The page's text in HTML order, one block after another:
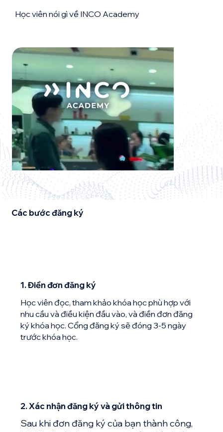
Học viên nói gì về INCO Academy
Các bước đăng ký
1. Điền đơn đăng ký
Học viên đọc, tham khảo khóa học phù hợp với
nhu cầu và điều kiện đầu vào, và điền đơn đăng
ký khóa học. Cổng đăng ký sẽ đóng 3-5 ngày
trước khóa học.
2. Xác nhận đăng ký và gửi thông tin
Sau khi đơn đăng ký của bạn thành công,